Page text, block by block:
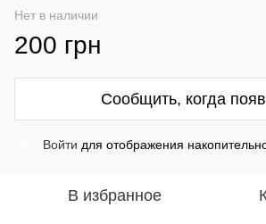
Нет в наличии
200 грн
Сообщить, когда
Войти для отображения
В избранное